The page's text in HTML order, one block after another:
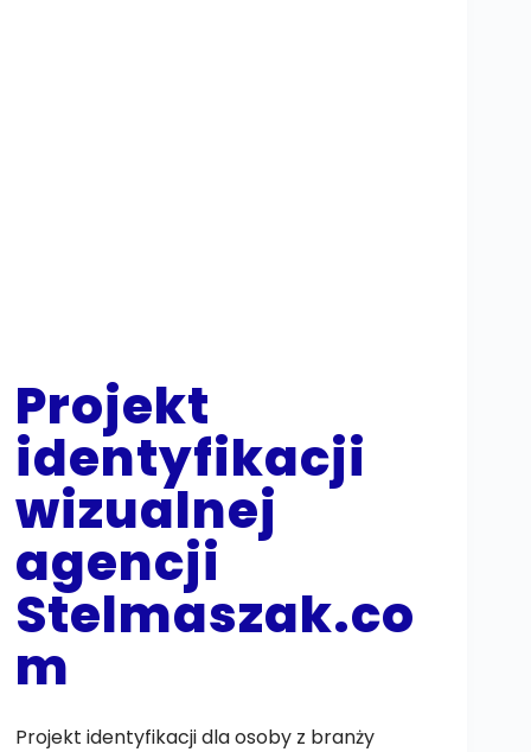
Projekt
identyfikacji
wizualnej
agencji
Stelmaszak.co
m
Projekt identyfikacji dla osoby z branży